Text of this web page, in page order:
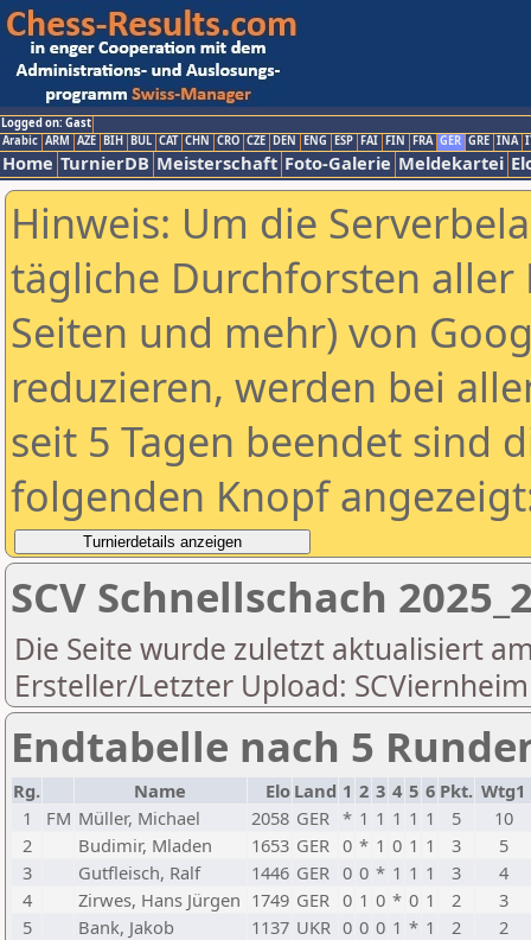
Logged on: Gast
Arabic ARM AZE BIH BUL CAT CHN CRO CZE DEN ENG ESP FAI FIN FRA GER GRE INA
Home TurnierDB Meisterschaft Foto-Galerie Meldekartei
Hinweis: Um die
tägliche Durchforsten aller
Seiten und mehr) von
reduzieren, werden bei
seit 5 Tagen beendet sind
folgenden Knopf
SCV Schnellschach
Die Seite wurde zuletzt aktualisiert
Ersteller/Letzter Upload: SCViernheim
Endtabelle nach 5
Rg. Name Elo Land 1 2 3 4 5 6 Pkt. Wtg1
1
FM Müller, Michael 2058 GER * 1 1 1 1 1 5
10
2
Budimir, Mladen 1653 GER 0 * 1 0 1 1 3
5
3
Gutfleisch, Ralf 1446 GER 0 0 * 1 1 1 3
4
4
Zirwes, Hans Jürgen 1749 GER 0 1 0 * 0 1 2
3
5
Bank, Jakob 1137 UKR 0 0 0 1 * 1 2
2